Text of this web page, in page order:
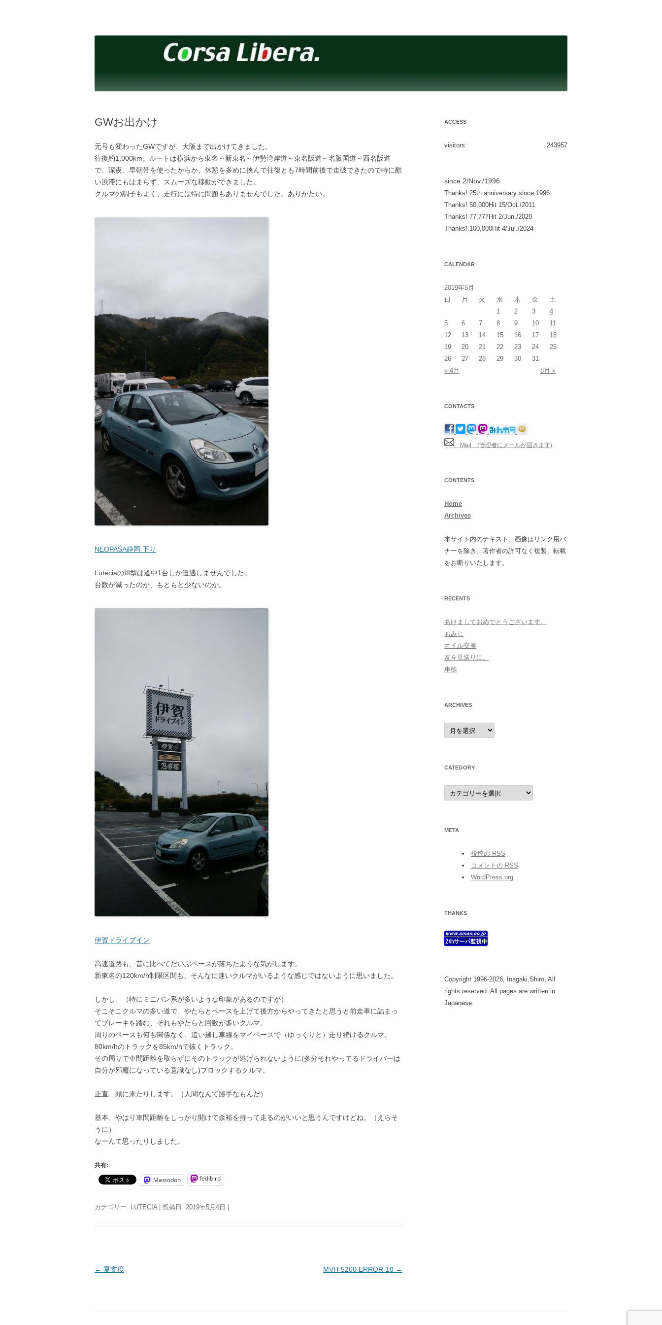
へ
GWお出かけ
元号も変わったGWですが、大阪まで出かけてきました。
往復約1,000km。ルートは横浜から東名～新東名～伊勢湾岸道～東名阪道～名阪国道～西名阪道
で、深夜、早朝帯を使ったからか、休憩を多めに挟んで往復とも7時間前後で走破できたので特に酷
い渋滞にもはまらず、スムーズな移動ができました。
クルマの調子もよく、走行には特に問題もありませんでした。ありがたい。
NEOPASA静岡 下り
LuteciaのIII型は道中1台しか遭遇しませんでした。
台数が減ったのか、もともと少ないのか。
伊賀ドライブイン
高速道路も、昔に比べてだいぶペースが落ちたような気がします。
新東名の120km/h制限区間も、そんなに速いクルマがいるような感じではないように思いました。
しかし、（特にミニバン系が多いような印象があるのですが）
そこそこクルマの多い道で、やたらとペースを上げて後方からやってきたと思うと前走車に詰まっ
てブレーキを踏む、それもやたらと回数が多いクルマ。
周りのペースも何も関係なく、追い越し車線をマイペースで（ゆっくりと）走り続けるクルマ。
80km/hのトラックを85km/hで抜くトラック。
その周りで車間距離を取らずにそのトラックが逃げられないように(多分それやってるドライバーは
自分が邪魔になっている意識なし)ブロックするクルマ。
正直、頭に来たりします。（人間なんて勝手なもんだ）
基本、やはり車間距離をしっかり開けて余裕を持って走るのがいいと思うんですけどね。（えらそ
うに）
なーんて思ったりしました。
共有:
Mastodon fedibird
カテゴリー: LUTECIA | 投稿日: 2019年5月4日 |
投
← 夏支度 MVH-5200 ERROR-10 →
ACCESS
243957
visitors:
since 2/Nov./1996.
Thanks! 25th anniversary since 1996
Thanks! 50,000Hit 15/Oct./2011
Thanks! 77,777Hit 2/Jun./2020
Thanks! 100,000Hit 4/Jul./2024
CALENDAR
2019年5月
日
月 火 水 木 金
土
1
2 3
4
5
6 7 8 9 10
11
12
13 14 15 16 17
18
19
20 21 22 23 24
25
26
27 28 29 30
31
« 4月
8月 »
CONTACTS
Mail (管理者にメールが届きます)
CONTENTS
Home
Archives
本サイト内のテキスト、画像はリンク用バ
ナーを除き、著作者の許可なく複製、転載
をお断りいたします。
RECENTS
あけましておめでとうございます。
もみじ
オイル交換
友を見送りに。
車検
ARCHIVES
archives
CATEGORY
category
META
投稿の RSS
コメントの RSS
WordPress.org
THANKS
Copyright 1996-2026, Inagaki,Shiro, All
rights reserved. All pages are written in
Japanese.